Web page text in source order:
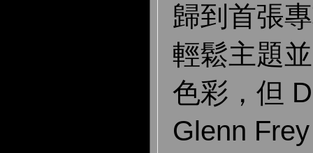
歸到首張
輕鬆主題
色彩，但
Glenn